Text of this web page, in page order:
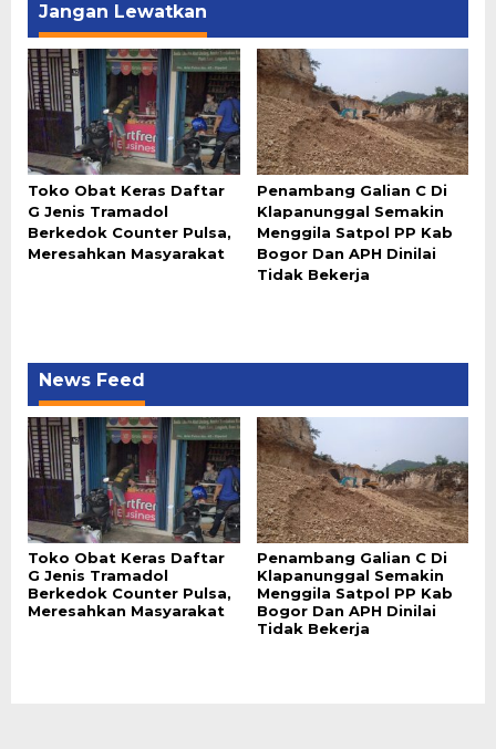
Jangan Lewatkan
Toko Obat Keras Daftar
G Jenis Tramadol
Berkedok Counter Pulsa,
Meresahkan Masyarakat
Penambang Galian C Di
Klapanunggal Semakin
Menggila Satpol PP Kab
Bogor Dan APH Dinilai
Tidak Bekerja
News Feed
Toko Obat Keras Daftar
G Jenis Tramadol
Berkedok Counter Pulsa,
Meresahkan Masyarakat
Penambang Galian C Di
Klapanunggal Semakin
Menggila Satpol PP Kab
Bogor Dan APH Dinilai
Tidak Bekerja